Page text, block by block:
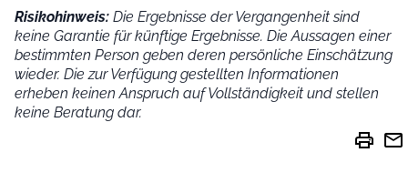
Risikohinweis: Die Ergebnisse der Vergangenheit sind
keine Garantie für künftige Ergebnisse. Die Aussagen einer
bestimmten Person geben deren persönliche Einschätzung
wieder. Die zur Verfügung gestellten Informationen
erheben keinen Anspruch auf Vollständigkeit und stellen
keine Beratung dar.
print mail